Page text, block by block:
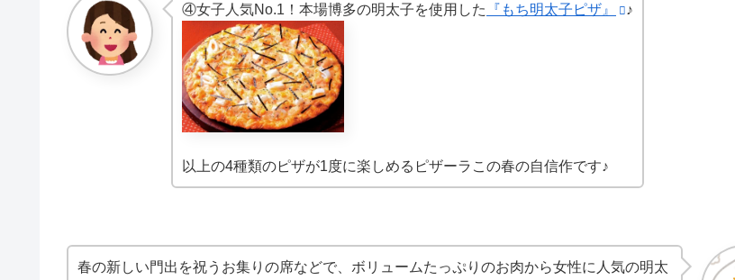
④女子人気No.1！本場博多の明太子を使用した 『もち明太子ピザ』 ♪
以上の4種類のピザが1度に楽しめるピザーラこの春の自信作です♪
春の新しい門出を祝うお集りの席などで、ボリュームたっぷりのお肉から女性に人気の明太